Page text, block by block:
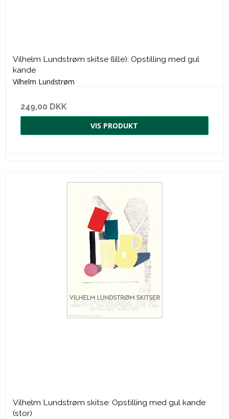
Vilhelm Lundstrøm skitse (lille): Opstilling med gul
kande
Vilhelm Lundstrøm
249,00 DKK
VIS PRODUKT
Vilhelm Lundstrøm skitse: Opstilling med gul kande
(stor)